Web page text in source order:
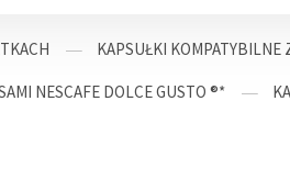
KAPSUŁKI KOMPATYBILNE
NESCAFE DOLCE GUSTO ®*